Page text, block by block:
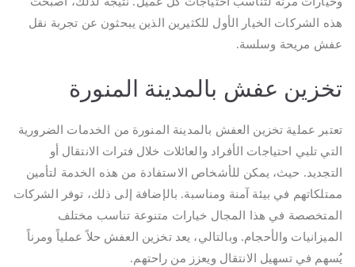
هذه الشركات الخيار الأول للكثيرين الذين يبحثون عن تجربة نقل
عفش مريحة وسلسة.
تخزين عفش بالمدينة المنورة
تعتبر عملية تخزين العفش بالمدينة المنورة من الخدمات الضرورية
التي تلبي احتياجات الأفراد والعائلات خلال فترات الانتقال أو
التجديد. حيث، يمكن للأشخاص الاستفادة من هذه الخدمة لتأمين
ممتلكاتهم في بيئة آمنة ومناسبة. بالإضافة إلى ذلك، توفر الشركات
المتخصصة في هذا المجال خيارات متنوعة تناسب مختلف
الميزانيات والأحجام. وبالتالي، يعد تخزين العفش حلاً عملياً ومرناً
يُسهم في تسهيل الانتقال ويعزز من راحتهم.